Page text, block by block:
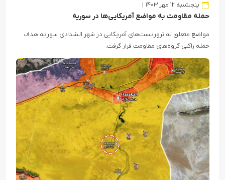
پنجشنبه ۱۲ مهر ۱۴۰۳
حمله مقاومت به مواضع آمریکایی‌ها در سوریه
مواضع متعلق به تروریست‌های آمریکایی در شهر الشدادی سوریه هدف
حمله راکتی گروه‌های مقاومت قرار گرفت.